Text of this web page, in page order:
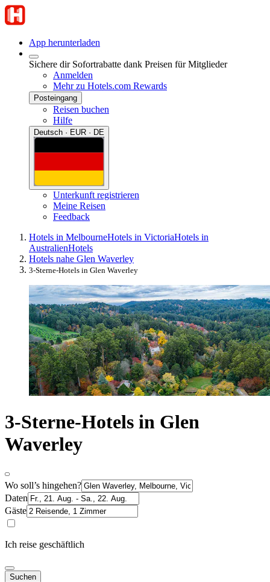
App herunterladen
Sichere dir Sofortrabatte dank Preisen für Mitglieder
Anmelden
Mehr zu Hotels.com Rewards
Posteingang
Reisen buchen
Hilfe
Deutsch · EUR · DE
Unterkunft registrieren
Meine Reisen
Feedback
Hotels in MelbourneHotels in VictoriaHotels in
AustralienHotels
Hotels nahe Glen Waverley
3-Sterne-Hotels in Glen Waverley
3-Sterne-Hotels in Glen
Waverley
Wo soll’s hingehen?
Daten
Gäste
Ich reise geschäftlich
Suchen